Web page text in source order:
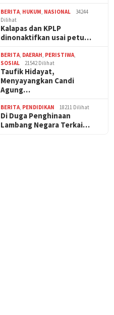
BERITA, HUKUM, NASIONAL
34244
Dilihat
Kalapas dan KPLP
dinonaktifkan usai petu…
BERITA, DAERAH, PERISTIWA,
SOSIAL
21542 Dilihat
Taufik Hidayat,
Menyayangkan Candi
Agung…
BERITA, PENDIDIKAN 18211 Dilihat
Di Duga Penghinaan
Lambang Negara Terkai…